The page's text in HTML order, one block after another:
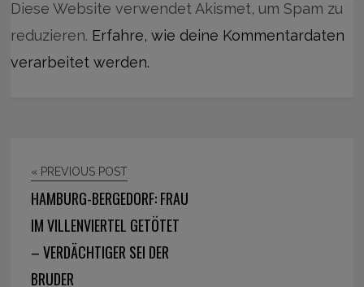
Diese Website verwendet Akismet, um Spam zu
reduzieren. Erfahre, wie deine Kommentardaten
verarbeitet werden.
« PREVIOUS POST
HAMBURG-BERGEDORF: FRAU
IM VILLENVIERTEL GETÖTET
– VERDÄCHTIGER SEI DER
BRUDER